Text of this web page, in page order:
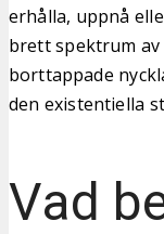
erhålla, uppnå
brett spektrum
borttappade
den existentiella
Vad